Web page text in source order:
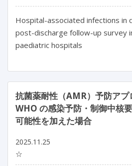
Hospital-associated infections in
post-discharge follow-up survey
paediatric hospitals
抗菌薬耐性（AMR）予防アプ
WHO の感染予防・制御中核
可能性を加えた場合
2025.11.25
☆